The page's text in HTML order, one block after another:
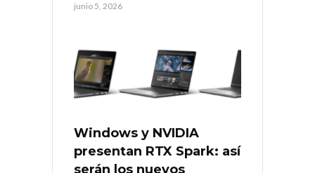
junio 5, 2026
Windows y NVIDIA
presentan RTX Spark: así
serán los nuevos